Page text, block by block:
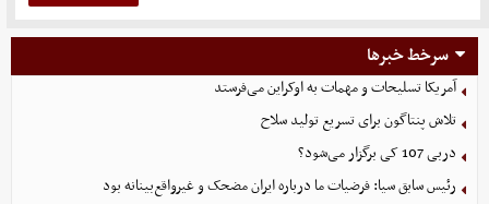
سرخط خبرها
آمریکا تسلیحات و مهمات به اوکراین می‌فرستد
تلاش پنتاگون برای تسریع تولید سلاح
دربی 107 کی برگزار می‌شود؟
رئیس سابق سیا: فرضیات ما درباره ایران مضحک و غیرواقع‌بینانه بود